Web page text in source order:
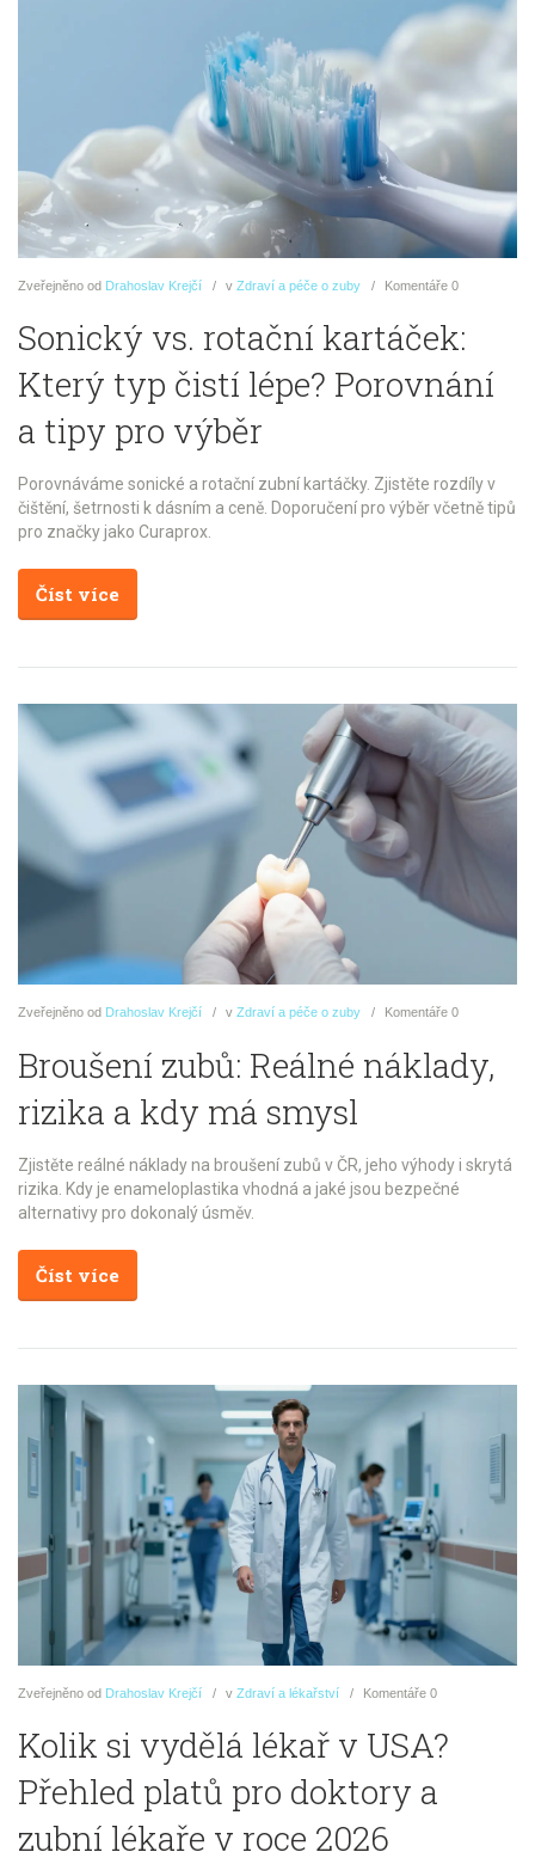
Zveřejněno od Drahoslav Krejčí v Zdraví a péče o zuby Komentáře 0
Sonický vs. rotační kartáček:
Který typ čistí lépe? Porovnání
a tipy pro výběr
Porovnáváme sonické a rotační zubní kartáčky. Zjistěte rozdíly v
čištění, šetrnosti k dásním a ceně. Doporučení pro výběr včetně tipů
pro značky jako Curaprox.
Číst více
Zveřejněno od Drahoslav Krejčí v Zdraví a péče o zuby Komentáře 0
Broušení zubů: Reálné náklady,
rizika a kdy má smysl
Zjistěte reálné náklady na broušení zubů v ČR, jeho výhody i skrytá
rizika. Kdy je enameloplastika vhodná a jaké jsou bezpečné
alternativy pro dokonalý úsměv.
Číst více
Zveřejněno od Drahoslav Krejčí v Zdraví a lékařství Komentáře 0
Kolik si vydělá lékař v USA?
Přehled platů pro doktory a
zubní lékaře v roce 2026